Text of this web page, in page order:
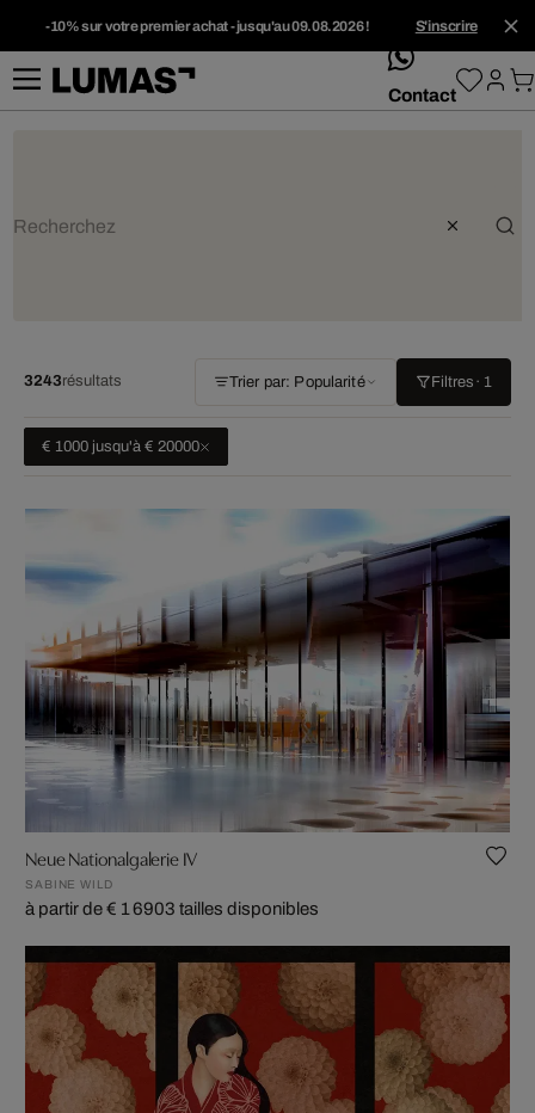
-10% sur votre premier achat - jusqu'au 09.08.2026 ! S'inscrire
whatsApp
Contact
3243résultats Trier par: Popularité Filtres · 1
€ 1000 jusqu'à € 20000
Neue Nationalgalerie IV
SABINE WILD
à partir de € 1 6903 tailles disponibles